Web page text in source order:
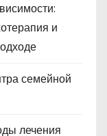
и
семейной
лечения